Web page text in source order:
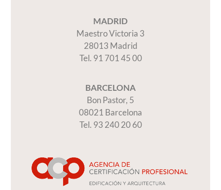
MADRID
Maestro Victoria 3
28013 Madrid
Tel. 91 701 45 00
BARCELONA
Bon Pastor, 5
08021 Barcelona
Tel. 93 240 20 60